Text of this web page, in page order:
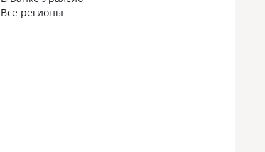
Все регионы